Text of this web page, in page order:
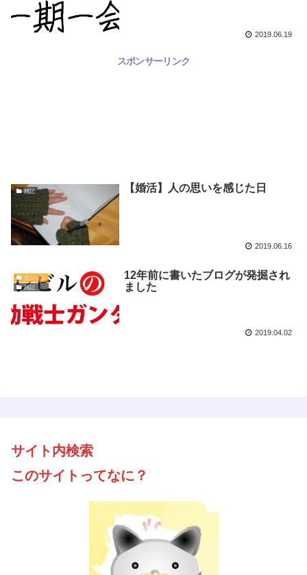
2019.06.19
スポンサーリンク
雑記 【婚活】人の思いを感じた日
2019.06.16
ガンダム
雑記
12年前に書いたブログが発掘され
ました
2019.04.02
サイト内検索
このサイトってなに？